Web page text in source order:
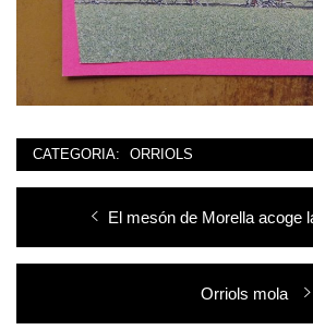
CATEGORIA: ORRIOLS
Navegación
de
entradas
Entrada
El mesón de Morella acoge
Entrada
Orriols mola